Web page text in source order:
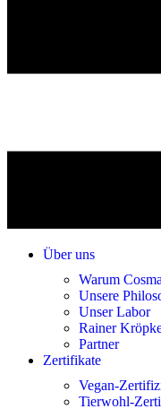
Über uns
Warum
Unsere
Unser Labor
Rainer
Partner
Zertifikate
Vegan-
Tierwohl-